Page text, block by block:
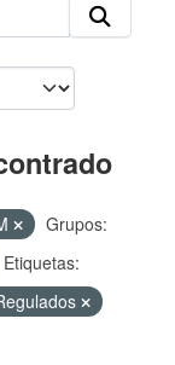
Grupos:
Etiquetas: